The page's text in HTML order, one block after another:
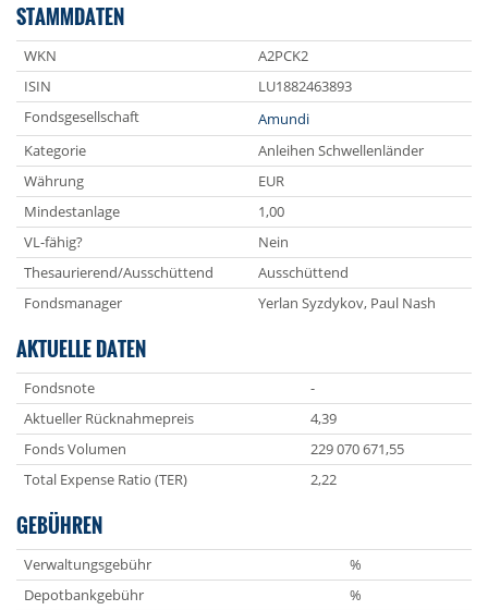
STAMMDATEN
WKN
A2PCK2
ISIN
LU1882463893
Fondsgesellschaft
Amundi
Kategorie
Anleihen Schwellenländer
Währung
EUR
Mindestanlage
1,00
VL-fähig?
Nein
Thesaurierend/Ausschüttend
Ausschüttend
Fondsmanager
Yerlan Syzdykov, Paul Nash
AKTUELLE DATEN
Fondsnote
-
Aktueller Rücknahmepreis
4,39
Fonds Volumen
229 070 671,55
Total Expense Ratio (TER)
2,22
GEBÜHREN
Verwaltungsgebühr
%
Depotbankgebühr
%